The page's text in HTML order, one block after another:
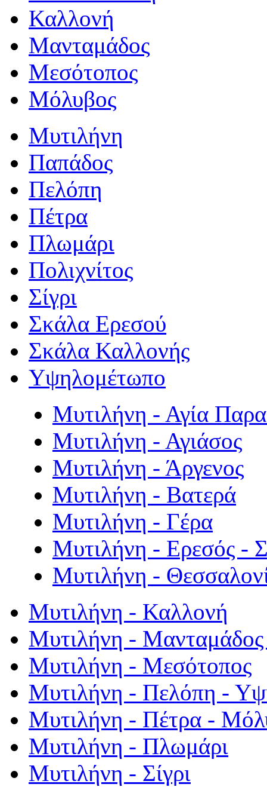
Καλλονή
Μανταμάδος
Μεσότοπος
Μόλυβος
Μυτιλήνη
Παπάδος
Πελόπη
Πέτρα
Πλωμάρι
Πολιχνίτος
Σίγρι
Σκάλα Ερεσού
Σκάλα Καλλονής
Υψηλομέτωπο
Μυτιλήνη - Αγία
Μυτιλήνη - Αγιάσος
Μυτιλήνη - Άργενος
Μυτιλήνη - Βατερά
Μυτιλήνη - Γέρα
Μυτιλήνη - Ερεσός -
Μυτιλήνη -
Μυτιλήνη - Καλλονή
Μυτιλήνη - Μανταμάδος
Μυτιλήνη - Μεσότοπος
Μυτιλήνη - Πελόπη -
Μυτιλήνη - Πέτρα -
Μυτιλήνη - Πλωμάρι
Μυτιλήνη - Σίγρι